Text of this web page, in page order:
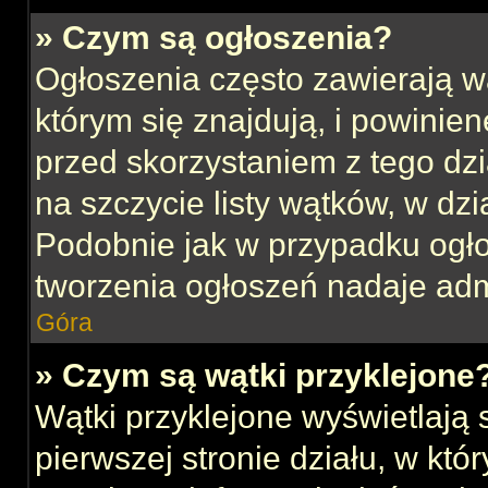
» Czym są ogłoszenia?
Ogłoszenia często zawierają
którym się znajdują, i
przed skorzystaniem z tego
na szczycie listy wątków, w
Podobnie jak w przypadku
tworzenia ogłoszeń nadaje
Góra
» Czym są wątki
Wątki przyklejone wyświetlają
pierwszej stronie działu, w